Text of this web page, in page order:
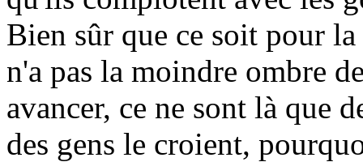
Bien sûr que ce soit pour
n'a pas la moindre ombre
avancer, ce ne sont là que
des gens le croient,